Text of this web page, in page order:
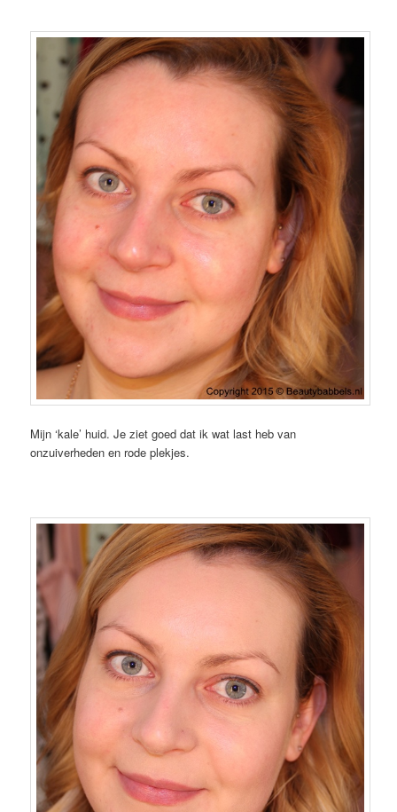
Mijn ‘kale’ huid. Je ziet goed dat ik wat last heb van
onzuiverheden en rode plekjes.